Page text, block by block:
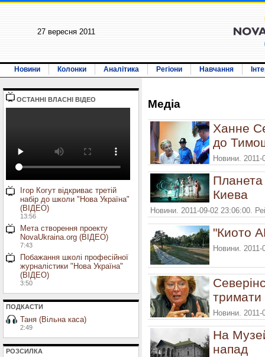
27 вересня 2011
Новини Колонки Аналітика Регіони Навчання
ОСТАННI ВЛАСНI ВIДЕО
Ігор Когут відкриває третій
набір до школи "Нова Україна"
(ВІДЕО)
13:56
Мета створення проекту
NovaUkraina.org (ВІДЕО)
7:43
Побажання школі професійної
журналістики "Нова Україна"
(ВІДЕО)
3:50
ПОДКАСТИ
Таня (Вільна каса)
2:49
РОЗСИЛКА
Медiа
Ханне
до
Новини.
Киева
Новини. 2011-09-02 23:06:00.
"Киото
Новини.
Новини.
На
напад